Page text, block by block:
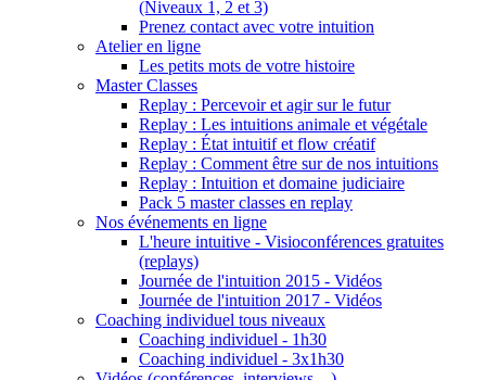
(Niveaux 1, 2 et 3)
Prenez contact avec votre intuition
Atelier en ligne
Les petits mots de votre histoire
Master Classes
Replay : Percevoir et agir sur le futur
Replay : Les intuitions animale et végétale
Replay : État intuitif et flow créatif
Replay : Comment être sur de nos intuitions
Replay : Intuition et domaine judiciaire
Pack 5 master classes en replay
Nos événements en ligne
L'heure intuitive - Visioconférences gratuites
(replays)
Journée de l'intuition 2015 - Vidéos
Journée de l'intuition 2017 - Vidéos
Coaching individuel tous niveaux
Coaching individuel - 1h30
Coaching individuel - 3x1h30